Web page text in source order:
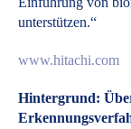
unterstützen.“
www.hitachi.com
Hintergrund: